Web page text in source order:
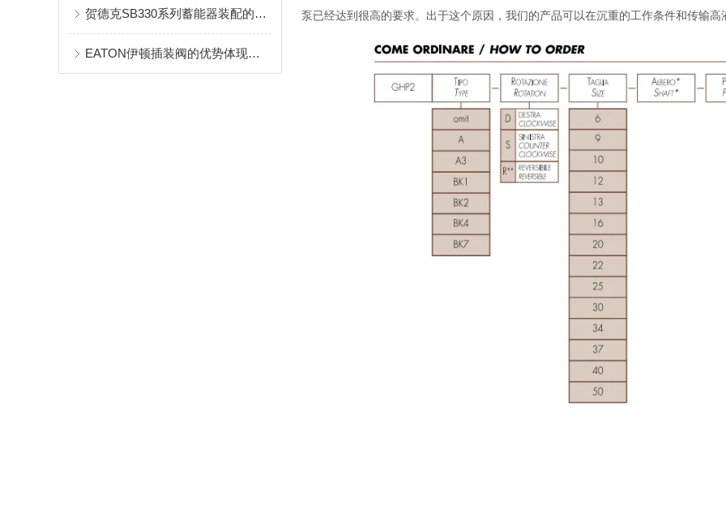
贺德克SB330系列蓄能器装配的几点注意事项
EATON伊顿插装阀的优势体现在哪些方面？
泵已经达到很高的要求。出于这个原因，我们的产品可以在沉重的工作条件和传输高